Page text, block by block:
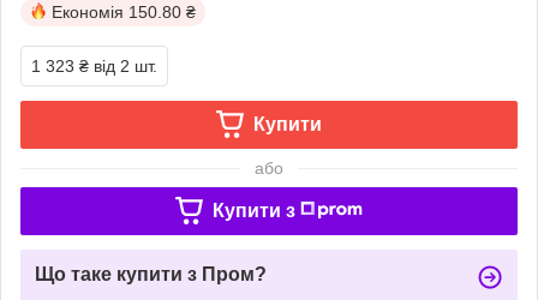
Економія 150.80 ₴
1 323 ₴ від 2 шт.
Купити
або
Купити з
Що таке купити з Пром?